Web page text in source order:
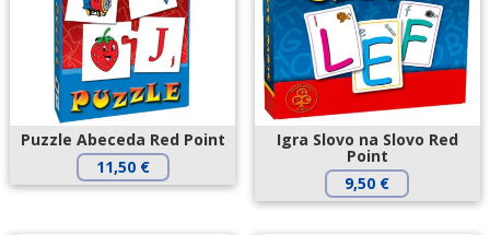
Puzzle Abeceda Red Point
11,50 €
Igra Slovo na Slovo Red
Point
9,50 €